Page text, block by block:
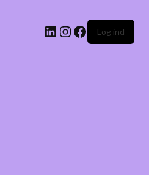
Log ind